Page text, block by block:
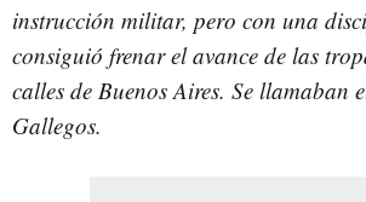
instrucción militar, pero con una
consiguió frenar el avance de las
calles de Buenos Aires. Se llamaban
Gallegos.